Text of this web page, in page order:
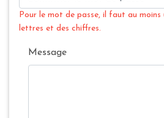
Pour le mot de passe, il faut au moins
lettres et des chiffres.
Message